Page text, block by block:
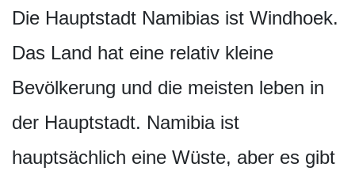
Die Hauptstadt Namibias ist Windhoek.
Das Land hat eine relativ kleine
Bevölkerung und die meisten leben in
der Hauptstadt. Namibia ist
hauptsächlich eine Wüste, aber es gibt